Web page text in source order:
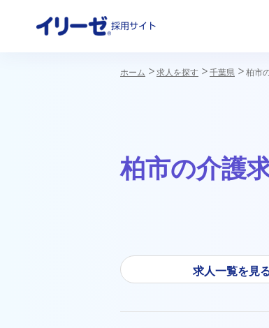
採用サイト
働きやすい環境づくり
社員インタビュー
ホーム 求人を探す 千葉県 柏市
柏市の介護
求人一覧を見